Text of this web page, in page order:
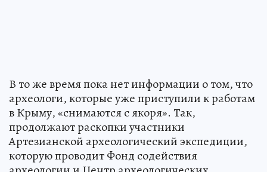
В то же время пока нет информации о том, что
археологи, которые уже приступили к работам
в Крыму, «снимаются с якоря». Так,
продолжают раскопки участники
Артезианской археологический экспедиции,
которую проводит Фонд содействия